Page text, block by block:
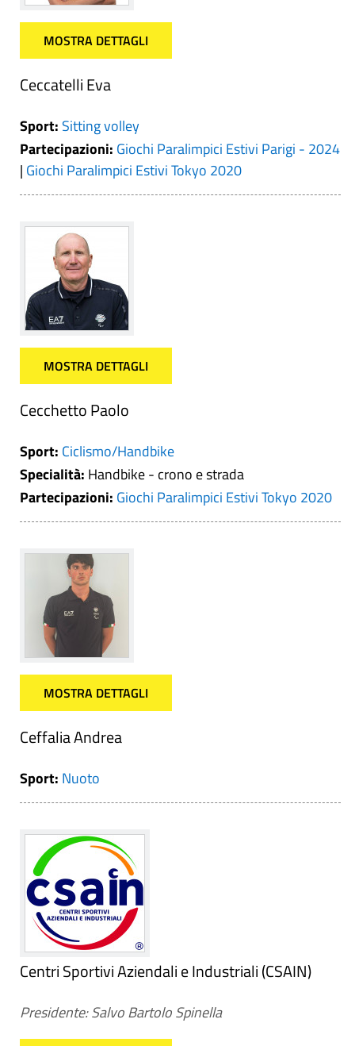
MOSTRA DETTAGLI
Ceccatelli Eva
Sport: Sitting volley
Partecipazioni: Giochi Paralimpici Estivi Parigi - 2024
| Giochi Paralimpici Estivi Tokyo 2020
MOSTRA DETTAGLI
Cecchetto Paolo
Sport: Ciclismo/Handbike
Specialità: Handbike - crono e strada
Partecipazioni: Giochi Paralimpici Estivi Tokyo 2020
MOSTRA DETTAGLI
Ceffalia Andrea
Sport: Nuoto
Centri Sportivi Aziendali e Industriali (CSAIN)
Presidente: Salvo Bartolo Spinella